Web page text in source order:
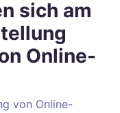
sich am
Online-
von Online-